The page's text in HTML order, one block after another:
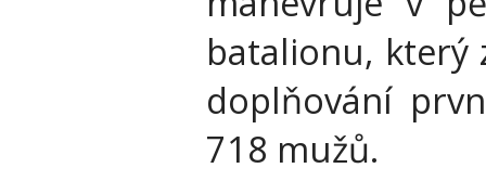
batalionu, který
doplňování
718 mužů.